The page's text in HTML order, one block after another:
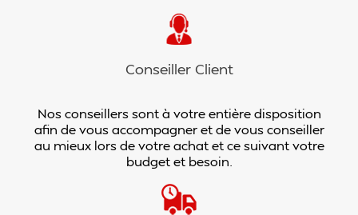
Conseiller Client
Nos conseillers sont à votre entière disposition
afin de vous accompagner et de vous conseiller
au mieux lors de votre achat et ce suivant votre
budget et besoin.